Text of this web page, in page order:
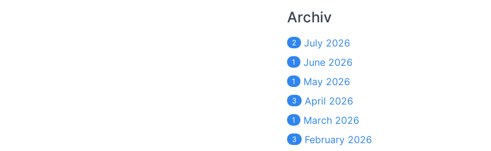
Archiv
2 July 2026
1 June 2026
1 May 2026
3 April 2026
1 March 2026
3 February 2026